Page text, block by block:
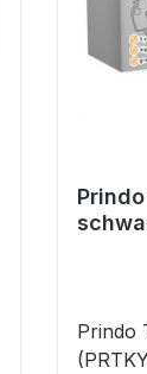
Prindo